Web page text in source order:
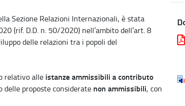
Sezione Relazioni Internazionali, è stata
(rif. D.D. n. 50/2020) nell’ambito dell’art. 8
delle relazioni tra i popoli del
relativo alle istanze ammissibili a contributo
delle proposte considerate non ammissibili, con